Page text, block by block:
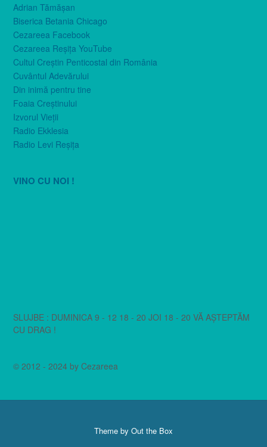
Adrian Tămăşan
Biserica Betania Chicago
Cezareea Facebook
Cezareea Reşiţa YouTube
Cultul Creştin Penticostal din România
Cuvântul Adevărului
Din inimă pentru tine
Foaia Creştinului
Izvorul Vieţii
Radio Ekklesia
Radio Levi Reşiţa
VINO CU NOI !
SLUJBE : DUMINICA 9 - 12 18 - 20 JOI 18 - 20 VĂ AȘTEPTĂM
CU DRAG !
© 2012 - 2024 by Cezareea
Theme by Out the Box